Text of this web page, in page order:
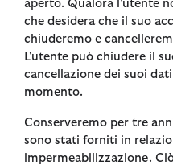
aperto. Qualora l'utente
che desidera che il suo
chiuderemo e
L'utente può chiudere il
cancellazione dei suoi
momento.
Conserveremo per tre
sono stati forniti in
impermeabilizzazione.